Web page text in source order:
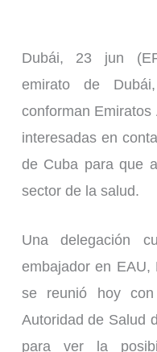
Dubái, 23 jun
emirato de
conforman
interesadas en
de Cuba para que
sector de la salud.
Una delegación
embajador en EAU,
se reunió hoy
Autoridad de Salud
para ver la